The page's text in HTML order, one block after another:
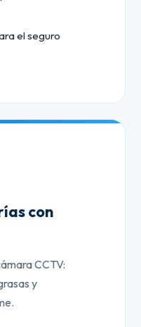
el seguro
con
CCTV:
y